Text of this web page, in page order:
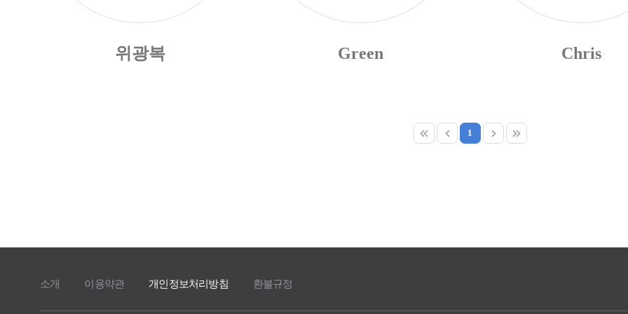
위광복 Green Chris
1
소개 이용약관 개인정보처리방침 환불규정